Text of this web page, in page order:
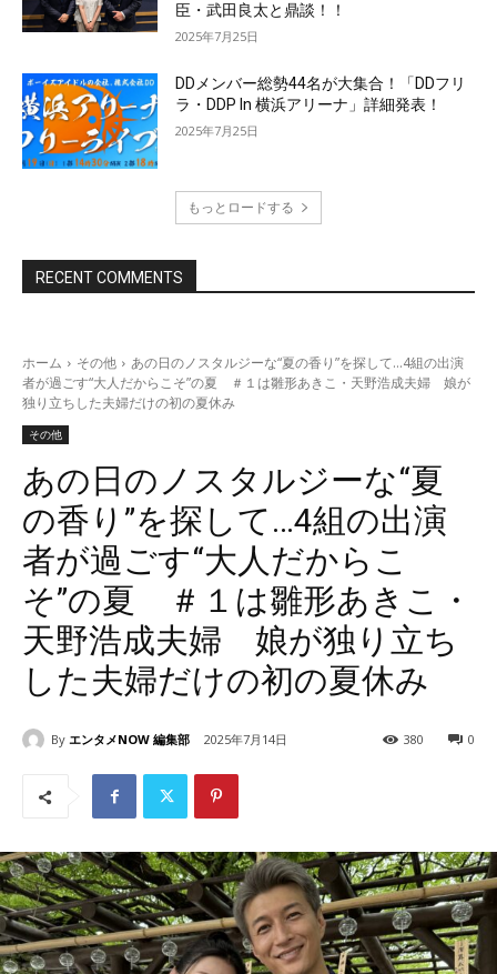
臣・武田良太と鼎談！！
2025年7月25日
DDメンバー総勢44名が大集合！「DDフリ
ラ・DDP In 横浜アリーナ」詳細発表！
2025年7月25日
もっとロードする
RECENT COMMENTS